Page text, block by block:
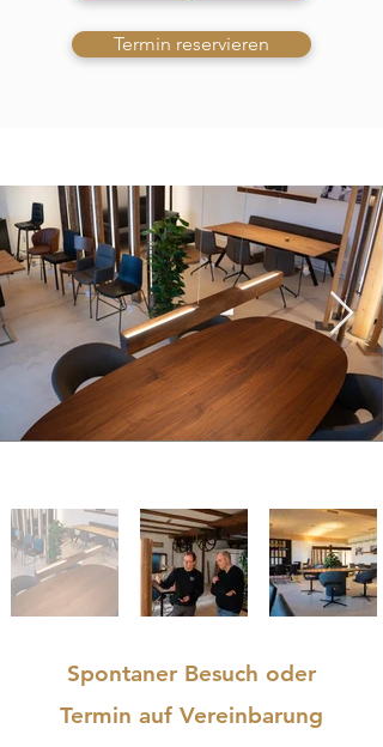
Termin reservieren
Spontaner Besuch oder
Termin auf Vereinbarung